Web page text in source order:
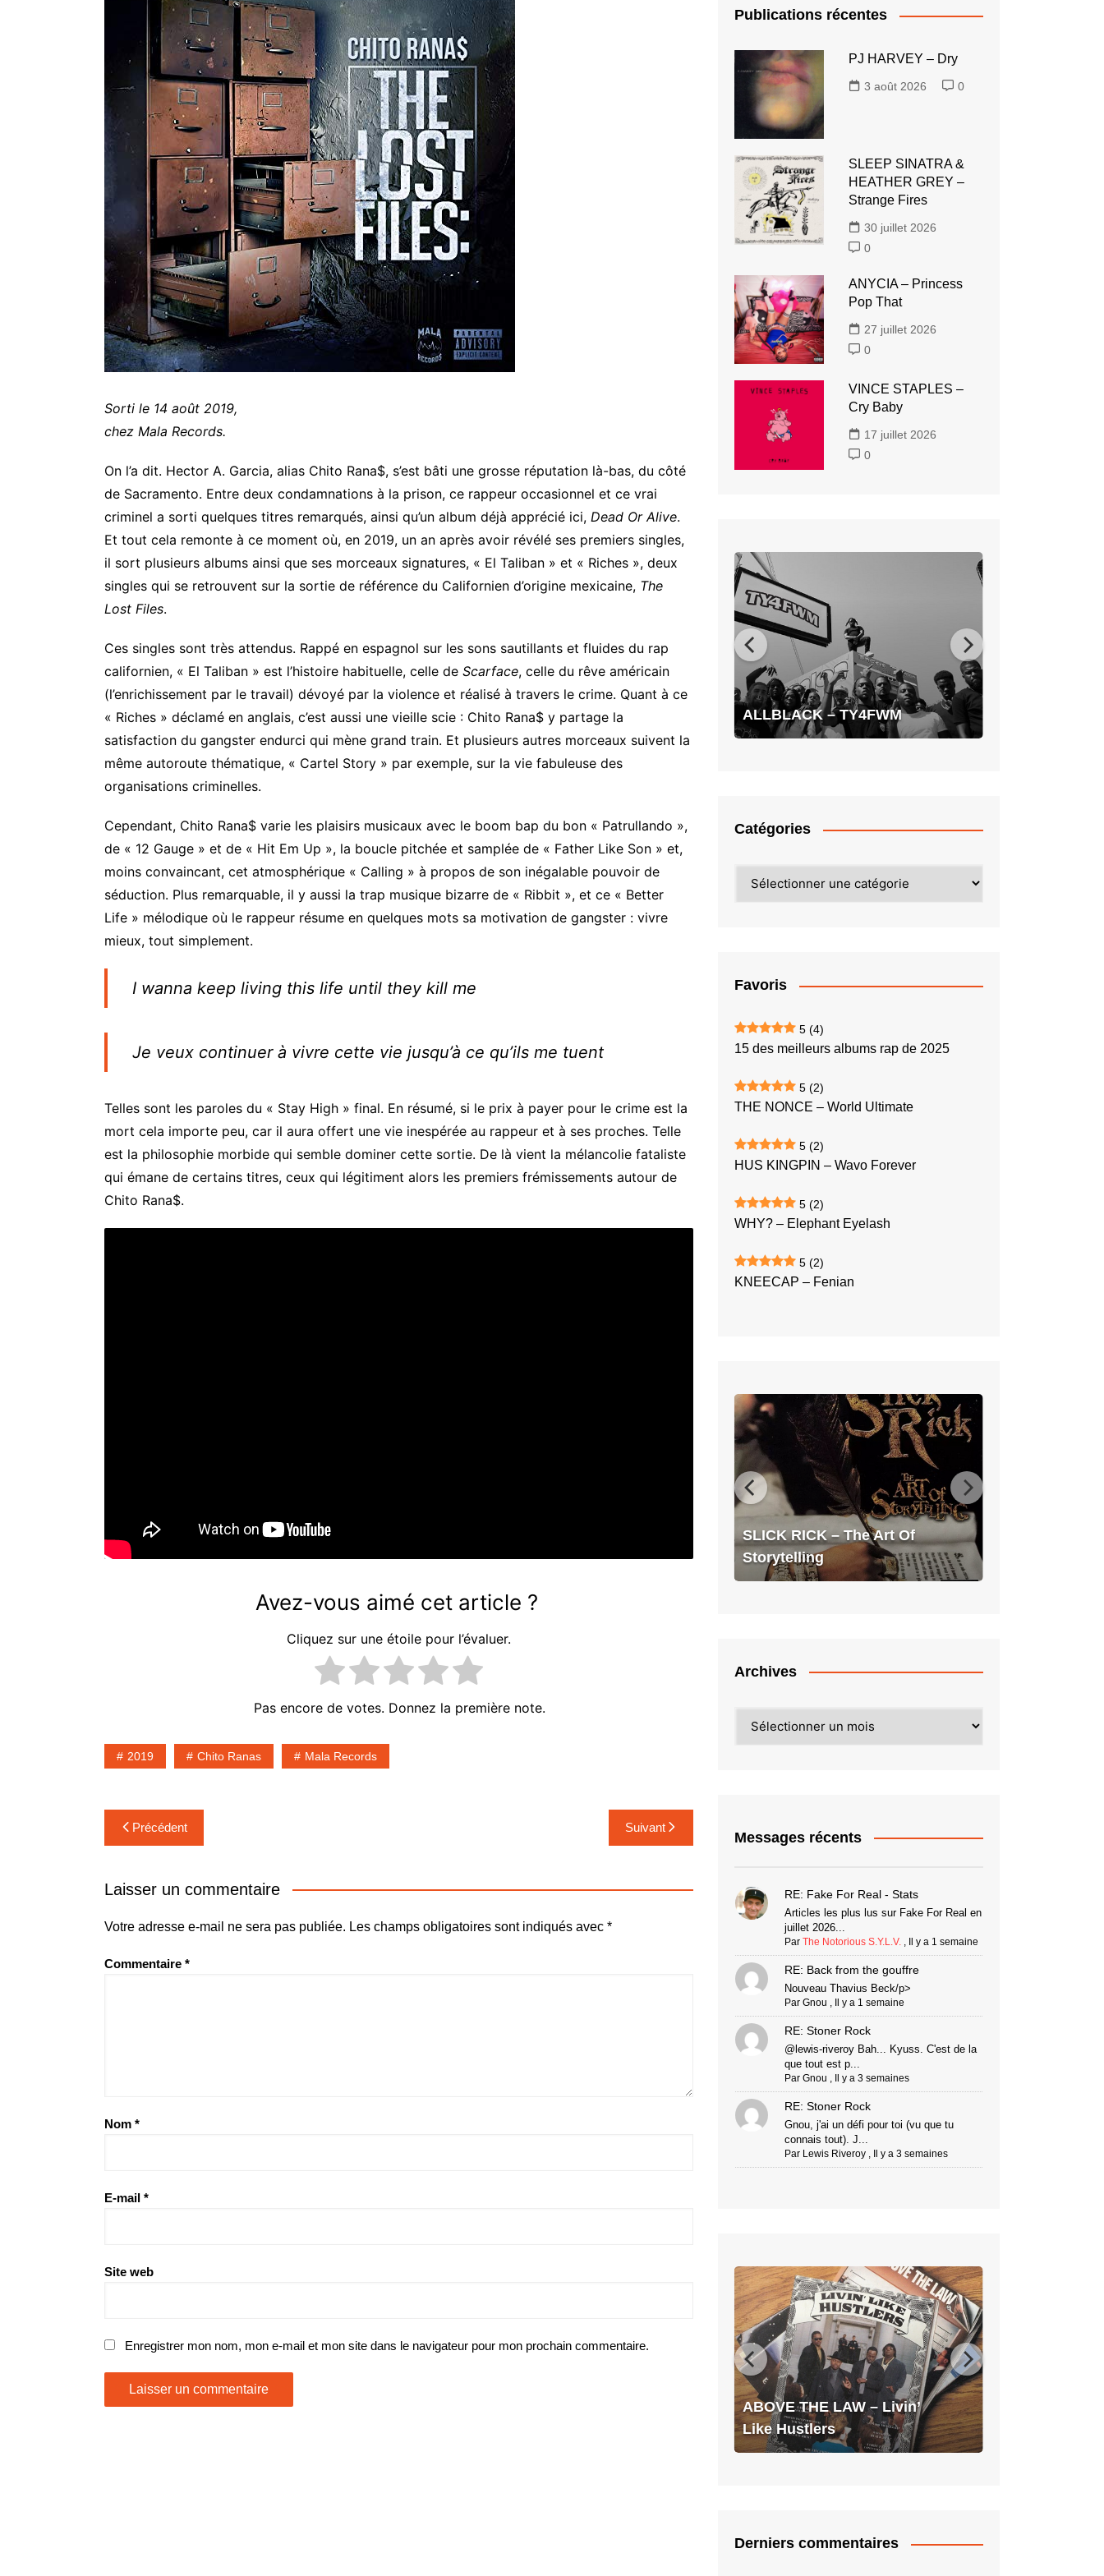
Sorti le 14 août 2019,
chez Mala Records.
On l’a dit. Hector A. Garcia, alias Chito Rana$, s’est bâti une grosse réputation là-bas, du côté
de Sacramento. Entre deux condamnations à la prison, ce rappeur occasionnel et ce vrai
criminel a sorti quelques titres remarqués, ainsi qu’un album déjà apprécié ici, Dead Or Alive.
Et tout cela remonte à ce moment où, en 2019, un an après avoir révélé ses premiers singles,
il sort plusieurs albums ainsi que ses morceaux signatures, « El Taliban » et « Riches », deux
singles qui se retrouvent sur la sortie de référence du Californien d’origine mexicaine, The
Lost Files.
Ces singles sont très attendus. Rappé en espagnol sur les sons sautillants et fluides du rap
californien, « El Taliban » est l’histoire habituelle, celle de Scarface, celle du rêve américain
(l’enrichissement par le travail) dévoyé par la violence et réalisé à travers le crime. Quant à ce
« Riches » déclamé en anglais, c’est aussi une vieille scie : Chito Rana$ y partage la
satisfaction du gangster endurci qui mène grand train. Et plusieurs autres morceaux suivent la
même autoroute thématique, « Cartel Story » par exemple, sur la vie fabuleuse des
organisations criminelles.
Cependant, Chito Rana$ varie les plaisirs musicaux avec le boom bap du bon « Patrullando »,
de « 12 Gauge » et de « Hit Em Up », la boucle pitchée et samplée de « Father Like Son » et,
moins convaincant, cet atmosphérique « Calling » à propos de son inégalable pouvoir de
séduction. Plus remarquable, il y aussi la trap musique bizarre de « Ribbit », et ce « Better
Life » mélodique où le rappeur résume en quelques mots sa motivation de gangster : vivre
mieux, tout simplement.
I wanna keep living this life until they kill me
Je veux continuer à vivre cette vie jusqu’à ce qu’ils me tuent
Telles sont les paroles du « Stay High » final. En résumé, si le prix à payer pour le crime est la
mort cela importe peu, car il aura offert une vie inespérée au rappeur et à ses proches. Telle
est la philosophie morbide qui semble dominer cette sortie. De là vient la mélancolie fataliste
qui émane de certains titres, ceux qui légitiment alors les premiers frémissements autour de
Chito Rana$.
Avez-vous aimé cet article ?
Cliquez sur une étoile pour l’évaluer.
Pas encore de votes. Donnez la première note.
2019 Chito Ranas Mala Records
Navigation
de
l’article
Précédent Suivant
Laisser un commentaire
Votre adresse e-mail ne sera pas publiée. Les champs obligatoires sont indiqués avec *
Commentaire *
Nom *
E-mail *
Site web
Enregistrer mon nom, mon e-mail et mon site dans le navigateur pour mon prochain commentaire.
Publications récentes
PJ HARVEY – Dry
3 août 2026 0
SLEEP SINATRA &
HEATHER GREY –
Strange Fires
30 juillet 2026
0
ANYCIA – Princess
Pop That
27 juillet 2026
0
VINCE STAPLES –
Cry Baby
17 juillet 2026
0
ALLBLACK
–
TY4FWM
ALLBLACK – TY4FWM
SWIFT – Thug
ROB
YOUNG
Eden
ROB YOUNG – Electric
Eden
NECRO
–
NECRO – Gory Days
Instrumental
Catégories
Favoris
5 (4)
15 des meilleurs albums rap de 2025
5 (2)
THE NONCE – World Ultimate
5 (2)
HUS KINGPIN – Wavo Forever
5 (2)
WHY? – Elephant Eyelash
5 (2)
KNEECAP – Fenian
SLICK RICK – The Art Of
Storytelling
SLICK
RICK
–
The
Art
Of
Storytelling
MCENROE –
Disenfranchised
World
Archives
Messages récents
RE: Fake For Real - Stats
Articles les plus lus sur Fake For Real en
juillet 2026...
Par The Notorious S.Y.L.V. Il y a 1 semaine
RE: Back from the gouffre
Nouveau Thavius Beck/p>
Par Gnou Il y a 1 semaine
RE: Stoner Rock
@lewis-riveroy Bah... Kyuss. C'est de la
que tout est p...
Par Gnou Il y a 3 semaines
RE: Stoner Rock
Gnou, j'ai un défi pour toi (vu que tu
connais tout). J...
Par Lewis Riveroy, Il y a 3 semaines
ABOVE
THE
LAW
–
Livin’
Like
Hustlers
ABOVE THE LAW – Livin’
Like Hustlers
Da
Stage
BLACK MOON – Enta Da
Stunna
Derniers commentaires